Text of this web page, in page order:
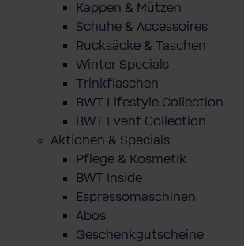
Kappen & Mützen
Schuhe & Accessoires
Rucksäcke & Taschen
Winter Specials
Trinkflaschen
BWT Lifestyle Collection
BWT Event Collection
Aktionen & Specials
Pflege & Kosmetik
BWT Inside
Espressomaschinen
Abos
Geschenkgutscheine